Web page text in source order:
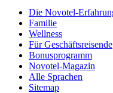
Die Novotel-
Familie
Wellness
Für Geschäftsreisende
Bonusprogramm
Novotel-Magazin
Alle Sprachen
Sitemap